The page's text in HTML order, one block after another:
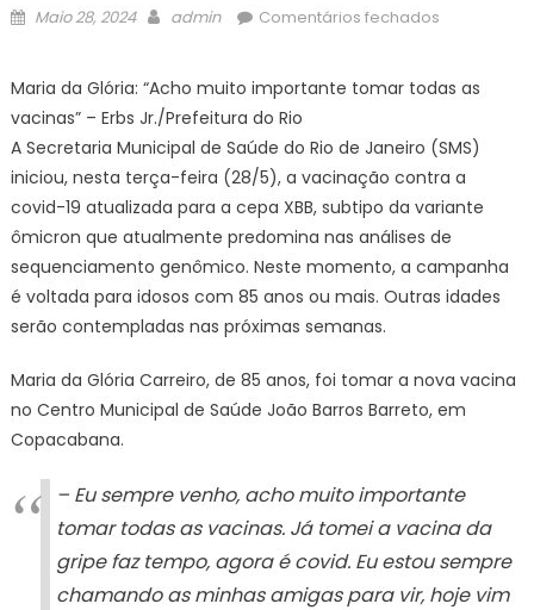
Posted
Maio 28, 2024 Author
admin Comentários fechadosem
dão
e
vão
a
Centro
de
Saúde
contra
covid-
19
–
Prefeitura
Maria da Glória: “Acho muito importante tomar todas as
vacinas” – Erbs Jr./Prefeitura do Rio
A Secretaria Municipal de Saúde do Rio de Janeiro (SMS)
iniciou, nesta terça-feira (28/5), a vacinação contra a
covid-19 atualizada para a cepa XBB, subtipo da variante
ômicron que atualmente predomina nas análises de
sequenciamento genômico. Neste momento, a campanha
é voltada para idosos com 85 anos ou mais. Outras idades
serão contempladas nas próximas semanas.
Maria da Glória Carreiro, de 85 anos, foi tomar a nova vacina
no Centro Municipal de Saúde João Barros Barreto, em
Copacabana.
– Eu sempre venho, acho muito importante
tomar todas as vacinas. Já tomei a vacina da
gripe faz tempo, agora é covid. Eu estou sempre
chamando as minhas amigas para vir, hoje vim